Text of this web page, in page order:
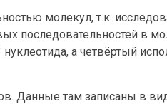
молекул, т.к.
последовательностей в
а четвёртый
Данные там записаны в